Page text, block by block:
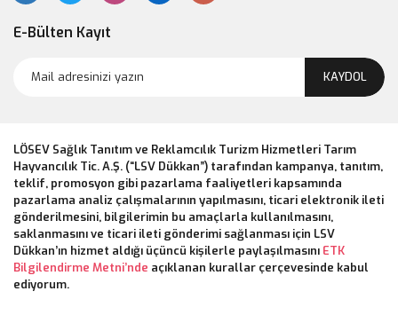
E-Bülten Kayıt
KAYDOL
LÖSEV Sağlık Tanıtım ve Reklamcılık Turizm Hizmetleri Tarım
Hayvancılık Tic. A.Ş. (“LSV Dükkan”) tarafından kampanya, tanıtım,
teklif, promosyon gibi pazarlama faaliyetleri kapsamında
pazarlama analiz çalışmalarının yapılmasını, ticari elektronik ileti
gönderilmesini, bilgilerimin bu amaçlarla kullanılmasını,
saklanmasını ve ticari ileti gönderimi sağlanması için LSV
Dükkan’ın hizmet aldığı üçüncü kişilerle paylaşılmasını ETK
Bilgilendirme Metni’nde açıklanan kurallar çerçevesinde kabul
ediyorum.